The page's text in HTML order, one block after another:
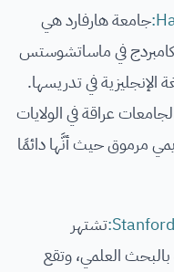
جامعة هارفارد هي
كامبردج في ماساتشوستس
الإنجليزية في تدريسها.
أكثر الجامعات عراقة في الولايات
مرموق حيث أنَّها دائمًا
تشتهر
العلمي، وتقع